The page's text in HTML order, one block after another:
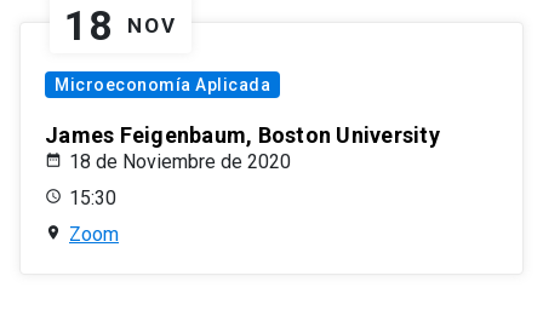
18 NOV
Microeconomía Aplicada
James Feigenbaum, Boston University
18 de Noviembre de 2020
15:30
Zoom